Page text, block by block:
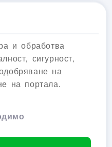
и обработва
сигурност,
на
на портала.